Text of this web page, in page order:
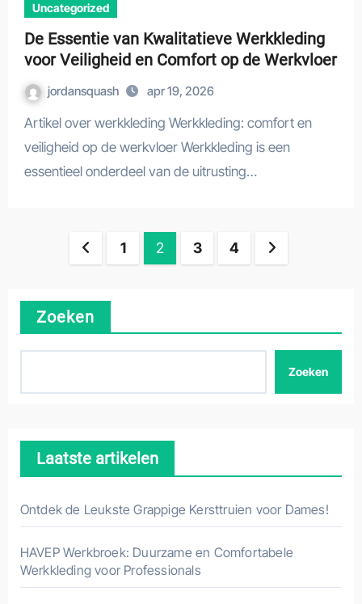
Uncategorized
De Essentie van Kwalitatieve Werkkleding
voor Veiligheid en Comfort op de Werkvloer
jordansquash apr 19, 2026
Artikel over werkkleding Werkkleding: comfort en
veiligheid op de werkvloer Werkkleding is een
essentieel onderdeel van de uitrusting…
Berichten
1 2 3 4
Zoeken
Zoeken
Laatste artikelen
Ontdek de Leukste Grappige Kersttruien voor Dames!
HAVEP Werkbroek: Duurzame en Comfortabele
Werkkleding voor Professionals